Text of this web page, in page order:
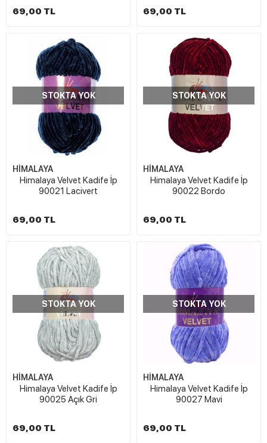
69,00 TL 69,00 TL
STOKTA YOK
HİMALAYA
Himalaya Velvet Kadife İp
90021 Lacivert
69,00 TL
STOKTA YOK
HİMALAYA
Himalaya Velvet Kadife İp
90022 Bordo
69,00 TL
STOKTA YOK
HİMALAYA
Himalaya Velvet Kadife İp
90025 Açık Gri
69,00 TL
STOKTA YOK
HİMALAYA
Himalaya Velvet Kadife İp
90027 Mavi
69,00 TL